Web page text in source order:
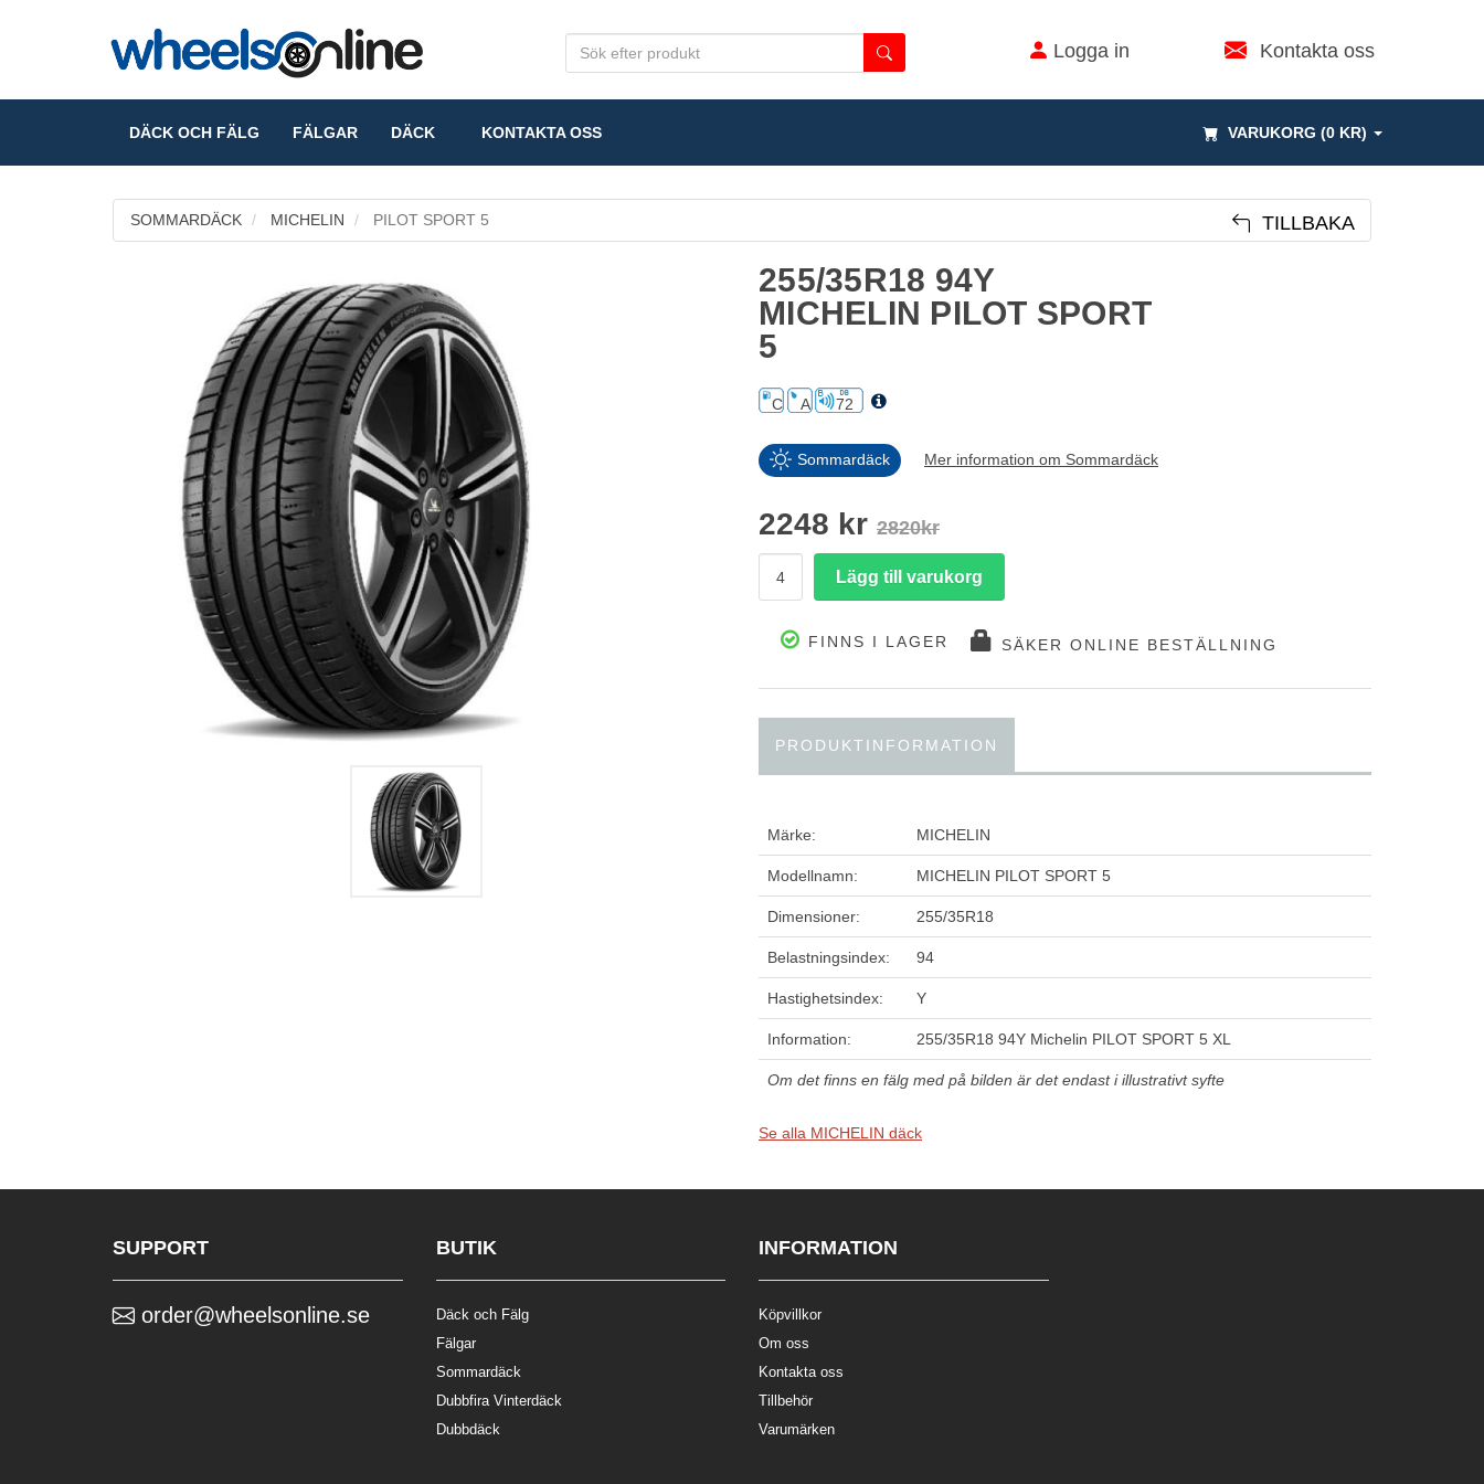
Logga in Kontakta oss
VARUKORG (0 KR)
DÄCK OCH FÄLG FÄLGAR DÄCK KONTAKTA OSS
SOMMARDÄCK MICHELIN PILOT SPORT 5 TILLBAKA
255/35R18 94Y
MICHELIN PILOT SPORT
5
C A 72
Sommardäck Mer information om Sommardäck
2248 kr 2820kr
FINNS I LAGER SÄKER ONLINE BESTÄLLNING
PRODUKTINFORMATION
Märke: MICHELIN
Modellnamn: MICHELIN PILOT SPORT 5
Dimensioner: 255/35R18
Belastningsindex: 94
Hastighetsindex: Y
Information: 255/35R18 94Y Michelin PILOT SPORT 5 XL
Om det finns en fälg med på bilden är det endast i illustrativt syfte
Se alla MICHELIN däck
SUPPORT
order@wheelsonline.se
BUTIK
Däck och Fälg
Fälgar
Sommardäck
Dubbfira Vinterdäck
Dubbdäck
INFORMATION
Köpvillkor
Om oss
Kontakta oss
Tillbehör
Varumärken